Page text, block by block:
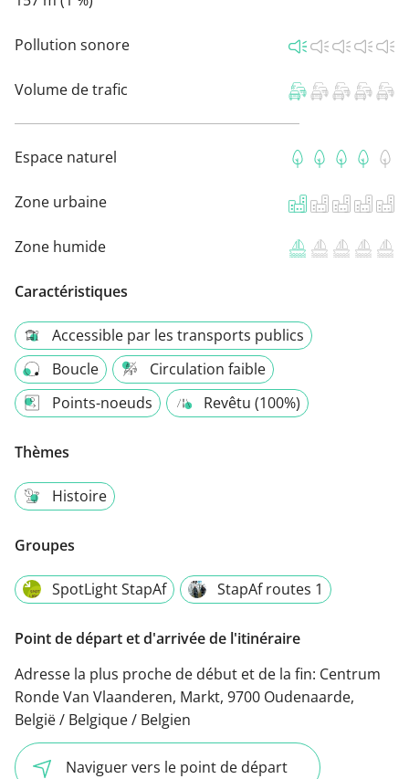
Pollution sonore
Volume de trafic
Espace naturel
Zone urbaine
Zone humide
Caractéristiques
Accessible par les transports publics
Boucle
Circulation faible
Points-noeuds
Revêtu (100%)
Thèmes
Histoire
Groupes
SpotLight StapAf StapAf routes 1
Point de départ et d'arrivée de l'itinéraire
Adresse la plus proche de début et de la fin: Centrum
Ronde Van Vlaanderen, Markt, 9700 Oudenaarde,
België / Belgique / Belgien
Naviguer vers le point de départ